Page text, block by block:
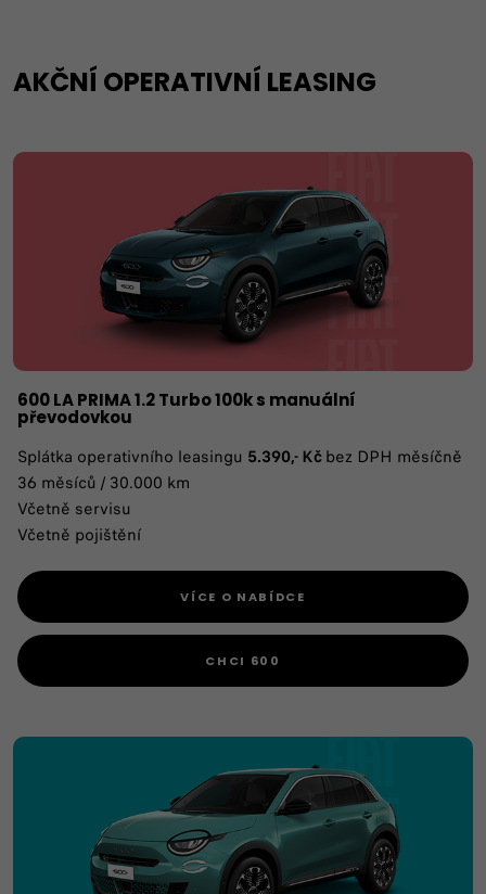
AKČNÍ OPERATIVNÍ LEASING
600 LA PRIMA 1.2 Turbo 100k s manuální
převodovkou
Splátka operativního leasingu 5.390,- Kčbez DPH měsíčně
36 měsíců / 30.000 km
Včetně servisu
Včetně pojištění
VÍCE O NABÍDCE
CHCI 600